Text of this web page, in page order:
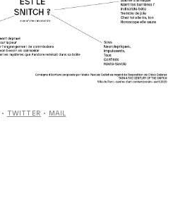
• TWITTER • MAIL